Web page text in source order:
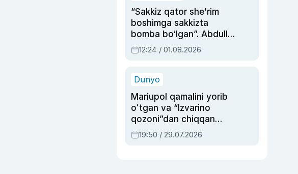
“Sakkiz qator she’rim
boshimga sakkizta
bomba bo‘lgan”. Abdulla
Oripovni siyosiy
ayblovlardan asrab
12:24 / 01.08.2026
Dunyo
Mariupol qamalini yorib
oʻtgan va “Izvarino
qozoni”dan chiqqan
qahramon — Ukraina
armiyasi bosh
19:50 / 29.07.2026